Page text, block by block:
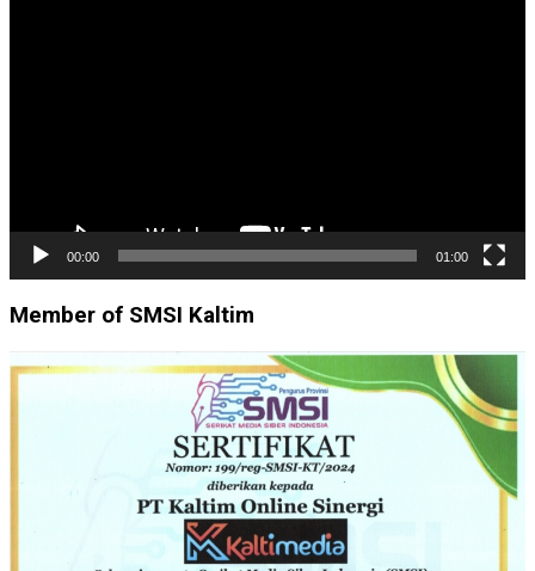
00:00 01:00
Member of SMSI Kaltim